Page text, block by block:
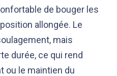
de bouger les
allongée. Le
mais
durée, ce qui rend
ou le maintien du